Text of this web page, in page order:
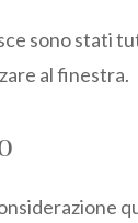
sono stati
al finestra.